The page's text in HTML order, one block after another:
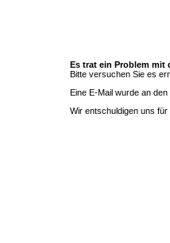
Es trat ein Problem mit
Bitte versuchen Sie es
Eine E-Mail wurde an den
Wir entschuldigen uns für